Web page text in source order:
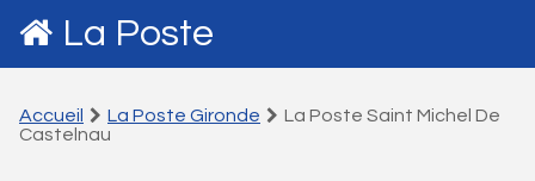
La Poste
Accueil La Poste Gironde
La Poste Saint Michel De
Castelnau